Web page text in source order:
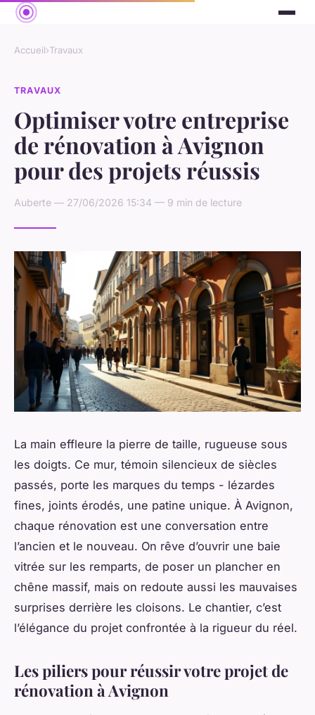
Accueil›Travaux
TRAVAUX
Optimiser votre entreprise
de rénovation à Avignon
pour des projets réussis
Auberte — 27/06/2026 15:34 — 9 min de lecture
La main effleure la pierre de taille, rugueuse sous
les doigts. Ce mur, témoin silencieux de siècles
passés, porte les marques du temps - lézardes
fines, joints érodés, une patine unique. À Avignon,
chaque rénovation est une conversation entre
l’ancien et le nouveau. On rêve d’ouvrir une baie
vitrée sur les remparts, de poser un plancher en
chêne massif, mais on redoute aussi les mauvaises
surprises derrière les cloisons. Le chantier, c’est
l’élégance du projet confrontée à la rigueur du réel.
Les piliers pour réussir votre projet de
rénovation à Avignon